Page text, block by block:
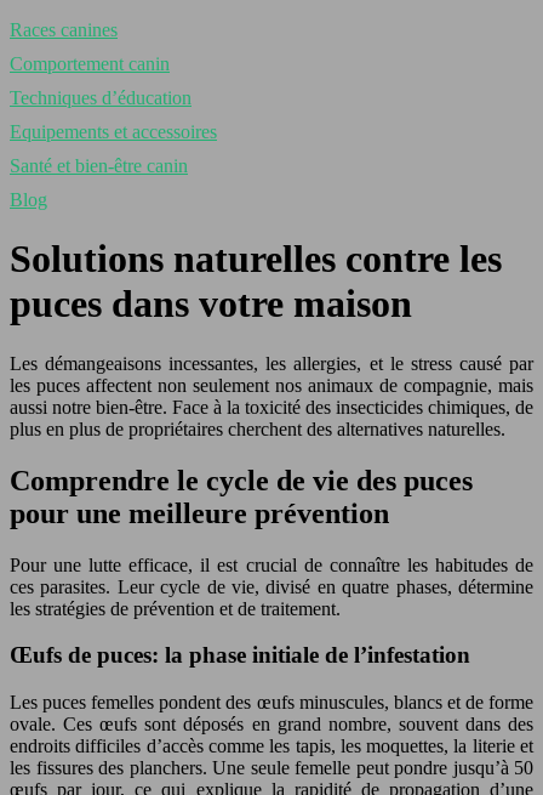
Races canines
Comportement canin
Techniques d’éducation
Equipements et accessoires
Santé et bien-être canin
Blog
Solutions naturelles contre les
puces dans votre maison
Les démangeaisons incessantes, les allergies, et le stress causé par
les puces affectent non seulement nos animaux de compagnie, mais
aussi notre bien-être. Face à la toxicité des insecticides chimiques, de
plus en plus de propriétaires cherchent des alternatives naturelles.
Comprendre le cycle de vie des puces
pour une meilleure prévention
Pour une lutte efficace, il est crucial de connaître les habitudes de
ces parasites. Leur cycle de vie, divisé en quatre phases, détermine
les stratégies de prévention et de traitement.
Œufs de puces: la phase initiale de l’infestation
Les puces femelles pondent des œufs minuscules, blancs et de forme
ovale. Ces œufs sont déposés en grand nombre, souvent dans des
endroits difficiles d’accès comme les tapis, les moquettes, la literie et
les fissures des planchers. Une seule femelle peut pondre jusqu’à 50
œufs par jour, ce qui explique la rapidité de propagation d’une